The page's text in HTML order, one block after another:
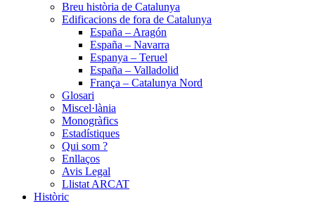
Breu història de Catalunya
Edificacions de fora de Catalunya
España – Aragón
España – Navarra
Espanya – Teruel
España – Valladolid
França – Catalunya Nord
Glosari
Miscel·lània
Monogràfics
Estadístiques
Qui som ?
Enllaços
Avis Legal
Llistat ARCAT
Històric